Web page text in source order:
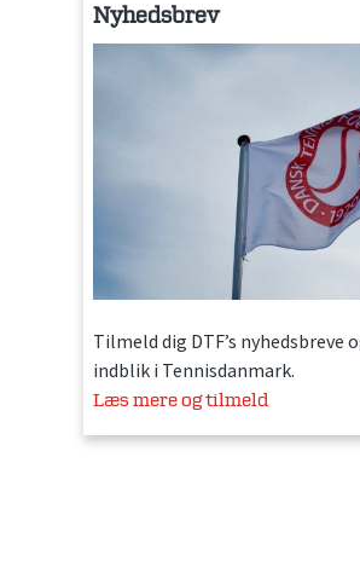
Nyhedsbrev
Tilmeld dig DTF’s nyhedsbreve
indblik i Tennisdanmark.
Læs mere og tilmeld